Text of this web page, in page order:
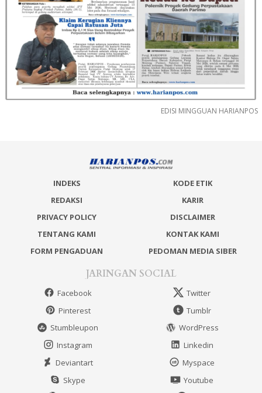
EDISI MINGGUAN HARIANPOS
INDEKS
KODE ETIK
REDAKSI
KARIR
PRIVACY POLICY
DISCLAIMER
TENTANG KAMI
KONTAK KAMI
FORM PENGADUAN
PEDOMAN MEDIA SIBER
JARINGAN SOCIAL
Facebook
Twitter
Pinterest
Tumblr
Stumbleupon
WordPress
Instagram
Linkedin
Deviantart
Myspace
Skype
Youtube